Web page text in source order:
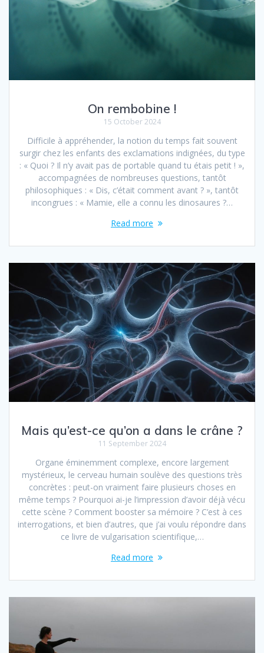
On rembobine !
15 October 2024
Difficile à appréhender, la notion du temps fait souvent
surgir chez les enfants des exclamations indignées, du type
: « Quoi ? Il n’y avait pas de portable quand tu étais petit ! »,
accompagnées de nombreuses questions, tantôt
philosophiques : « Dis, c’était comment avant ? », tantôt
incongrues : « Mamie, elle a connu les dinosaures ?…
Read more
Mais qu’est-ce qu’on a dans le crâne ?
11 September 2024
Organe éminemment complexe, encore largement
mystérieux, le cerveau humain soulève des questions très
concrètes : peut-on vraiment faire plusieurs choses en
même temps ? Pourquoi ai-je l’impression d’avoir déjà vécu
cette scène ? Comment booster sa mémoire ? C’est à ces
interrogations, et bien d’autres, que j’ai voulu répondre dans
ce livre de vulgarisation scientifique,…
Read more